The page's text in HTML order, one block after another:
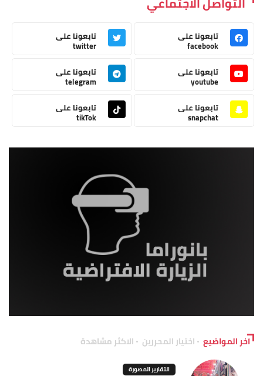
تابعونا على
facebook
تابعونا على
twitter
تابعونا على
youtube
تابعونا على
telegram
تابعونا على
snapchat
تابعونا على
tikTok
آخر المواضيع اختيار المحررين الاكثر مشاهدة
التقارير المصورة